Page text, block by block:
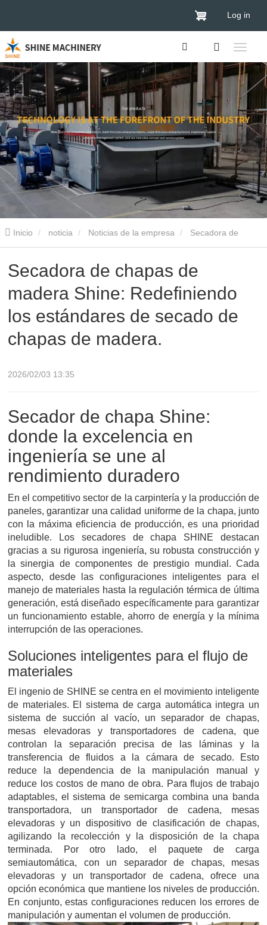
Log in
Inicio noticia Noticias de la empresa
chapas de madera Shine: Redefiniendo los estándares de secado
de chapas de madera.
Secadora de chapas de
madera Shine: Redefiniendo
los estándares de secado de
chapas de madera.
2026/02/03 13:35
Secador de chapa Shine:
donde la excelencia en
ingeniería se une al
rendimiento duradero
En el competitivo sector de la carpintería y la producción de
paneles, garantizar una calidad uniforme de la chapa, junto
con la máxima eficiencia de producción, es una prioridad
ineludible. Los secadores de chapa SHINE destacan
gracias a su rigurosa ingeniería, su robusta construcción y
la sinergia de componentes de prestigio mundial. Cada
aspecto, desde las configuraciones inteligentes para el
manejo de materiales hasta la regulación térmica de última
generación, está diseñado específicamente para garantizar
un funcionamiento estable, ahorro de energía y la mínima
interrupción de las operaciones.
Soluciones inteligentes para el flujo de
materiales
El ingenio de SHINE se centra en el movimiento inteligente
de materiales. El sistema de carga automática integra un
sistema de succión al vacío, un separador de chapas,
mesas elevadoras y transportadores de cadena, que
controlan la separación precisa de las láminas y la
transferencia de fluidos a la cámara de secado. Esto
reduce la dependencia de la manipulación manual y
reduce los costos de mano de obra. Para flujos de trabajo
adaptables, el sistema de semicarga combina una banda
transportadora, un transportador de cadena, mesas
elevadoras y un dispositivo de clasificación de chapas,
agilizando la recolección y la disposición de la chapa
terminada. Por otro lado, el paquete de carga
semiautomática, con un separador de chapas, mesas
elevadoras y un transportador de cadena, ofrece una
opción económica que mantiene los niveles de producción.
En conjunto, estas configuraciones reducen los errores de
manipulación y aumentan el volumen de producción.